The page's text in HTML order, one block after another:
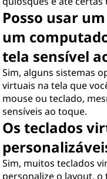
Posso usar
um
tela sensível
Sim, alguns sistemas
virtuais na tela que
mouse ou teclado,
sensíveis ao toque.
Os teclados
Sim, muitos teclados
personalize o layout, o